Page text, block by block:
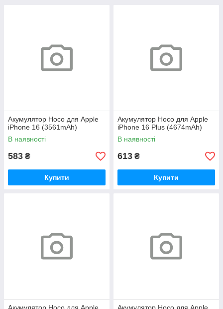
Акумулятор Hoco для Apple
iPhone 16 (3561mAh)
В наявності
583 ₴
Купити
Акумулятор Hoco для Apple
iPhone 16 Plus (4674mAh)
В наявності
613 ₴
Купити